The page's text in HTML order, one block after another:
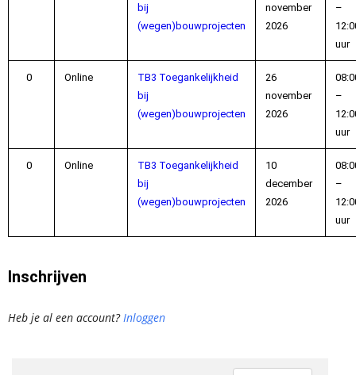
Inschrijven
Heb je al een account? Inloggen
bij
(wegen)bouwprojecten
november
2026
–
uur
Online
TB3 Toegankelijkheid
bij
(wegen)bouwprojecten
26
november
2026
–
uur
Online
TB3 Toegankelijkheid
bij
(wegen)bouwprojecten
10
december
2026
–
uur